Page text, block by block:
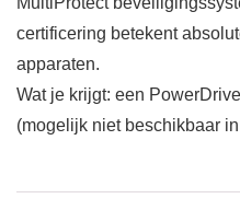
certificering betekent
apparaten.
Wat je krijgt: een
(mogelijk niet beschikbaar